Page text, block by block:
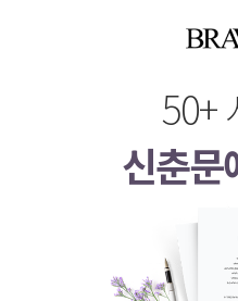
50+
신춘문